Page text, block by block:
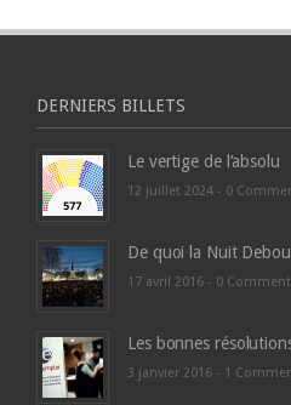
DERNIERS BILLETS
Le vertige de l’absolu
12 juillet 2024 - 0
De quoi la Nuit
17 avril 2016 - 0 Comment
Les bonnes
3 janvier 2016 - 1